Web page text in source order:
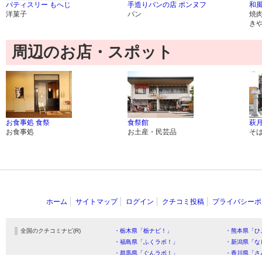
パティスリー もへじ
洋菓子
手造りパンの店 ポンヌフ
パン
和
焼
き
周辺のお店・スポット
お食事処 食祭
お食事処
食祭館
お土産・民芸品
萩
そ
ホーム サイトマップ ログイン クチコミ投稿 プライバシー
全国のクチコミナビ(R) ・栃木県「栃ナビ！」
・熊本県「
・福島県「ふくラボ！」
・新潟県「
・群馬県「ぐんラボ！」
・香川県「